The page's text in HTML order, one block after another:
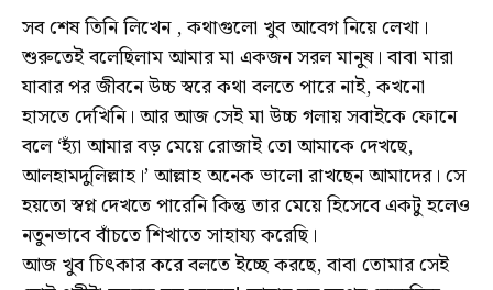
সব শেষ তিনি লিখেন , কথাগুলো খুব আবেগ নিয়ে লেখা।
শুরুতেই বলেছিলাম আমার মা একজন সরল মানুষ। বাবা মারা
যাবার পর জীবনে উচ্চ স্বরে কথা বলতে পারে নাই, কখনো
হাসতে দেখিনি। আর আজ সেই মা উচ্চ গলায় সবাইকে ফোনে
বলে ‘হ্যাঁ আমার বড় মেয়ে রোজাই তো আমাকে দেখছে,
আলহামদুলিল্লাহ।’ আল্লাহ অনেক ভালো রাখছেন আমাদের। সে
হয়তো স্বপ্ন দেখতে পারেনি কিন্তু তার মেয়ে হিসেবে একটু হলেও
নতুনভাবে বাঁচতে শিখাতে সাহায্য করেছি।
আজ খুব চিৎকার করে বলতে ইচ্ছে করছে, বাবা তোমার সেই